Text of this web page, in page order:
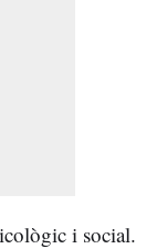
i social.